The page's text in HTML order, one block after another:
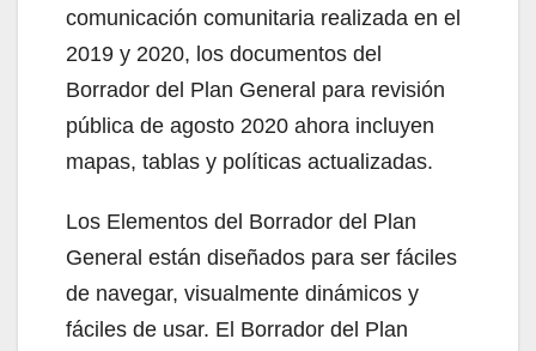
comunicación comunitaria realizada en el
2019 y 2020, los documentos del
Borrador del Plan General para revisión
pública de agosto 2020 ahora incluyen
mapas, tablas y políticas actualizadas.
Los Elementos del Borrador del Plan
General están diseñados para ser fáciles
de navegar, visualmente dinámicos y
fáciles de usar. El Borrador del Plan